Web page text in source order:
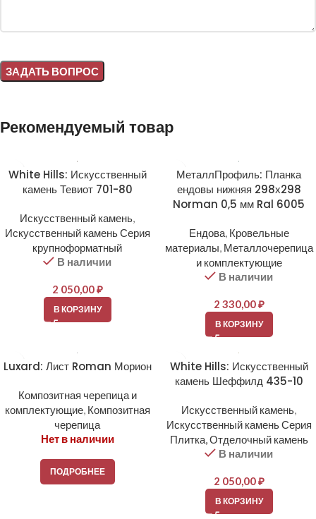
Рекомендуемый товар
White Hills: Искусственный
камень Тевиот 701-80
Искусственный камень,
Искусственный камень Серия
крупноформатный
В наличии
2 050,00₽
В КОРЗИНУ
МеталлПрофиль: Планка
ендовы нижняя 298х298
Norman 0,5 мм Ral 6005
Ендова, Кровельные
материалы, Металлочерепица
и комплектующие
В наличии
2 330,00₽
В КОРЗИНУ
Luxard: Лист Roman Морион
Композитная черепица и
комплектующие, Композитная
черепица
Нет в наличии
ПОДРОБНЕЕ
White Hills: Искусственный
камень Шеффилд 435-10
Искусственный камень,
Искусственный камень Серия
Плитка, Отделочный камень
В наличии
2 050,00₽
В КОРЗИНУ